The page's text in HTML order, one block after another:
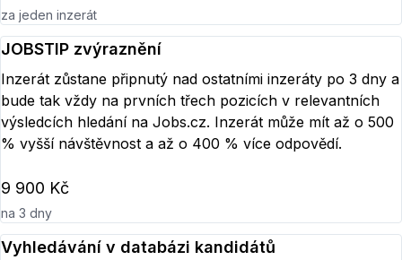
za jeden inzerát
JOBSTIP zvýraznění
Inzerát zůstane připnutý nad ostatními inzeráty po 3 dny a
bude tak vždy na prvních třech pozicích v relevantních
výsledcích hledání na Jobs.cz. Inzerát může mít až o 500
% vyšší návštěvnost a až o 400 % více odpovědí.
9 900 Kč
na 3 dny
Vyhledávání v databázi kandidátů